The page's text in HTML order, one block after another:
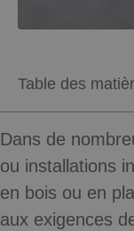
Table des
Dans de
ou installations
en bois ou en
aux exigences